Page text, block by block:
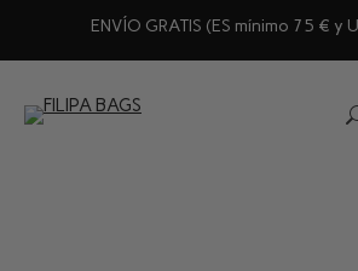
ENVÍO GRATIS (ES mínimo 75 € y